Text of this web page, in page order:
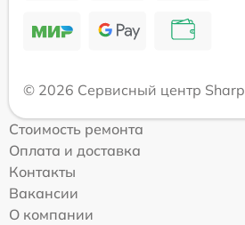
© 2026 Сервисный центр Sharp
Стоимость ремонта
Оплата и доставка
Контакты
Вакансии
О компании